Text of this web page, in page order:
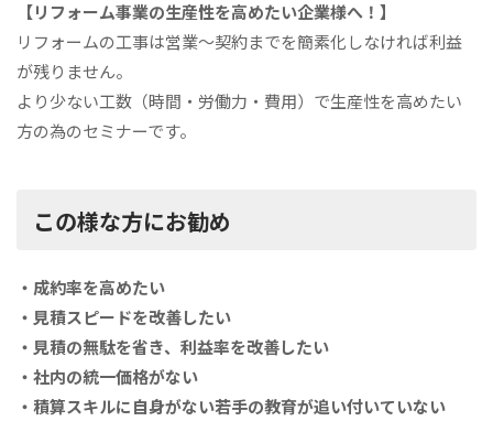
【リフォーム事業の生産性を高めたい企業様へ！】
リフォームの工事は営業～契約までを簡素化しなければ利益
が残りません。
より少ない工数（時間・労働力・費用）で生産性を高めたい
方の為のセミナーです。
この様な方にお勧め
・成約率を高めたい
・見積スピードを改善したい
・見積の無駄を省き、利益率を改善したい
・社内の統一価格がない
・積算スキルに自身がない若手の教育が追い付いていない